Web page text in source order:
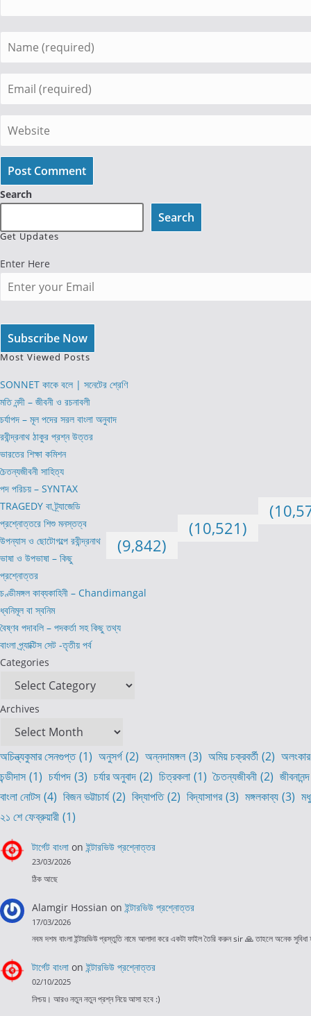
Enter
your
username
to
comment
Enter
your
to
comment
Enter
your
website
URL
(optional)
Search
Search
Get Updates
Enter Here
Most Viewed Posts
SONNET কাকে বলে | সনেটের শ্রেণি
মতি নন্দী – জীবনী ও রচনাবলী
চর্যাপদ – মূল পদের সরল বাংলা অনুবাদ
রবীন্দ্রনাথ ঠাকুর প্রশ্ন উত্তর
ভারতের শিক্ষা কমিশন
চৈতন্যজীবনী সাহিত্য
পদ পরিচয় – SYNTAX
TRAGEDY বা ট্র্যাজেডি
প্রশ্নোত্তরে শিশু মনস্তত্ব (10,521)
উপন্যাস ও ছোটোগল্পে রবীন্দ্রনাথ (9,842)
ভাষা ও উপভাষা – কিছু
প্রশ্নোত্তর
চণ্ডীমঙ্গল কাব্যকাহিনী – Chandimangal
ধ্বনিমূল বা স্বনিম
বৈষ্ণব পদাবলি – পদকর্তা সহ কিছু তথ্য
বাংলা প্র্যাক্টিস সেট -তৃতীয় পর্ব
Categories
Archives
অচিন্ত্যকুমার সেনগুপ্ত (1) অনুসর্গ (2) অন্নদামঙ্গল (3) অমিয় চক্রবর্তী (2) অলংকার
চন্ডীদাস (1) চর্যাপদ (3) চর্যার অনুবাদ (2) চিত্রকলা (1) চৈতন্যজীবনী (2)
বাংলা নোটস (4) বিজন ভট্টাচার্য (2) বিদ্যাপতি (2) বিদ্যাসাগর (3) মঙ্গলকাব্য (3)
২১ শে ফেব্রুয়ারী (1)
টার্গেট বাংলাonইন্টারভিউ প্রশ্নোত্তর
23/03/2026
ঠিক আছে
Alamgir Hossian onইন্টারভিউ প্রশ্নোত্তর
17/03/2026
নবম দশম বাংলা ইন্টারভিউ প্রস্তুতি নামে আলাদা করে একটা ফাইল তৈরি করুন sir 🙏 তাহলে অনেক
টার্গেট বাংলাonইন্টারভিউ প্রশ্নোত্তর
02/10/2025
নিশ্চয়। আরও নতুন নতুন প্রশ্ন নিয়ে আসা হবে :)